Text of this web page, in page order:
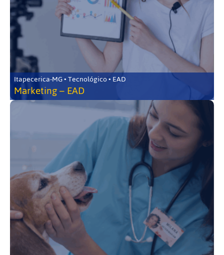
Itapecerica-MG • Tecnológico • EAD
Marketing – EAD